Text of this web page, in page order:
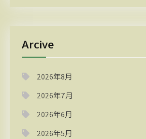
Arcive
2026年8月
2026年7月
2026年6月
2026年5月